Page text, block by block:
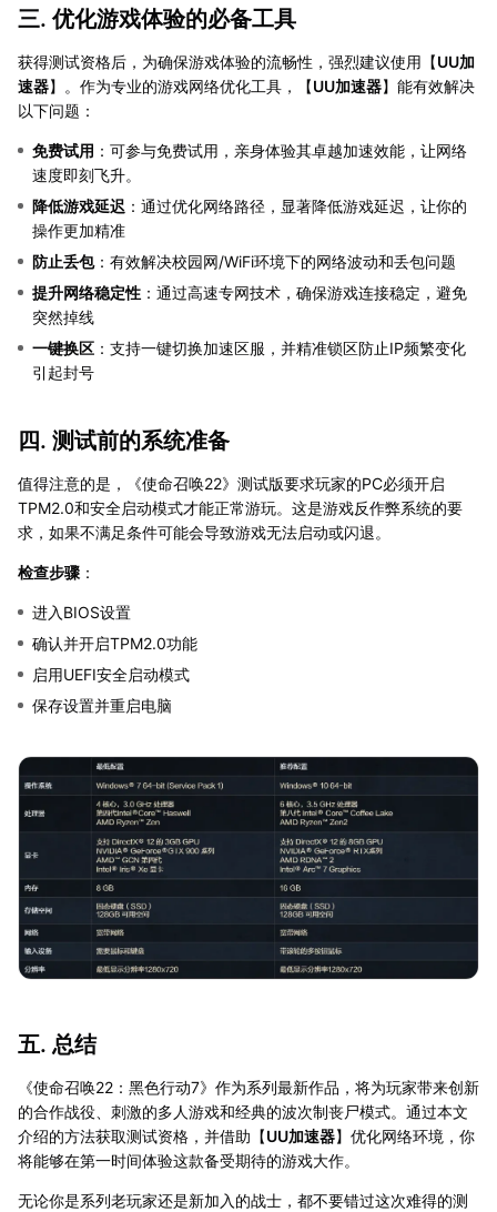
三. 优化游戏体验的必备工具
获得测试资格后，为确保游戏体验的流畅性，强烈建议使用【UU加
速器】。作为专业的游戏网络优化工具，【UU加速器】能有效解决
以下问题：
免费试用 ：可参与免费试用，亲身体验其卓越加速效能，让网络
速度即刻飞升。
降低游戏延迟 ：通过优化网络路径，显著降低游戏延迟，让你的
操作更加精准
防止丢包：有效解决校园网/WiFi环境下的网络波动和丢包问题
提升网络稳定性 ：通过高速专网技术，确保游戏连接稳定，避免
突然掉线
一键换区 ：支持一键切换加速区服，并精准锁区防止IP频繁变化
引起封号
四. 测试前的系统准备
值得注意的是，《使命召唤22》测试版要求玩家的PC必须开启
TPM2.0和安全启动模式才能正常游玩。这是游戏反作弊系统的要
求，如果不满足条件可能会导致游戏无法启动或闪退。
检查步骤 ：
进入BIOS设置
确认并开启TPM2.0功能
启用UEFI安全启动模式
保存设置并重启电脑
五. 总结
《使命召唤22：黑色行动7》作为系列最新作品，将为玩家带来创新
的合作战役、刺激的多人游戏和经典的波次制丧尸模式。通过本文
介绍的方法获取测试资格，并借助【UU加速器】优化网络环境，你
将能够在第一时间体验这款备受期待的游戏大作。
无论你是系列老玩家还是新加入的战士，都不要错过这次难得的测